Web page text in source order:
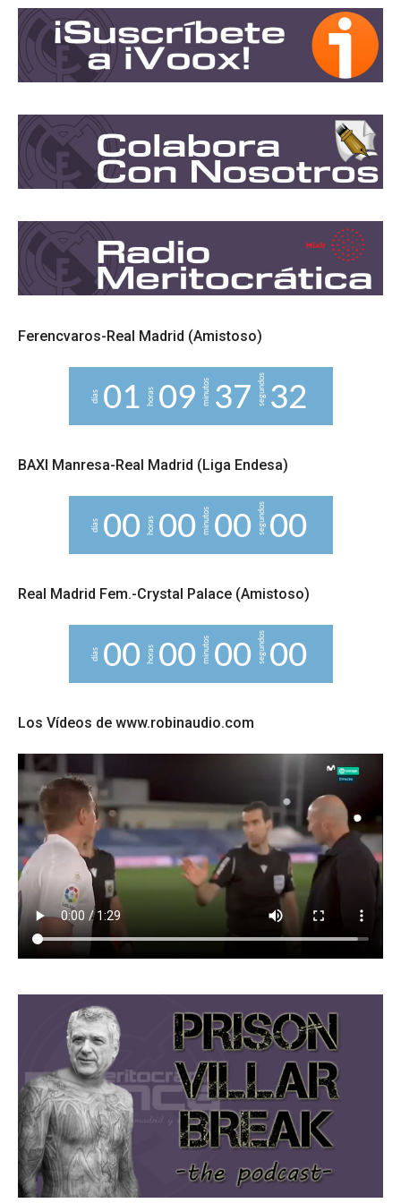
Ferencvaros-Real Madrid (Amistoso)
días 01 horas 09 minutos 37 segundos32
BAXI Manresa-Real Madrid (Liga Endesa)
días 00 horas 00 minutos 00segundos00
Real Madrid Fem.-Crystal Palace (Amistoso)
días 00 horas 00 minutos 00segundos00
Los Vídeos de www.robinaudio.com